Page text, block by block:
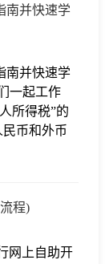
南并快速学
南并快速学
一起工作
所得税”的
币和外币
程)
网上自助开